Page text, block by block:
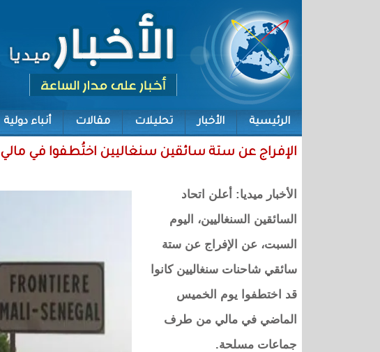
الرئيسية الأخبار تحليلات مقالات أنباء دولية
الإفراج عن ستة سائقين سنغاليين اختُطفوا في مالي
الأخبار ميديا: أعلن اتحاد
السائقين السنغاليين، اليوم
السبت، عن الإفراج عن ستة
سائقي شاحنات سنغاليين كانوا
قد اختطفوا يوم الخميس
الماضي في مالي من طرف
جماعات مسلحة.